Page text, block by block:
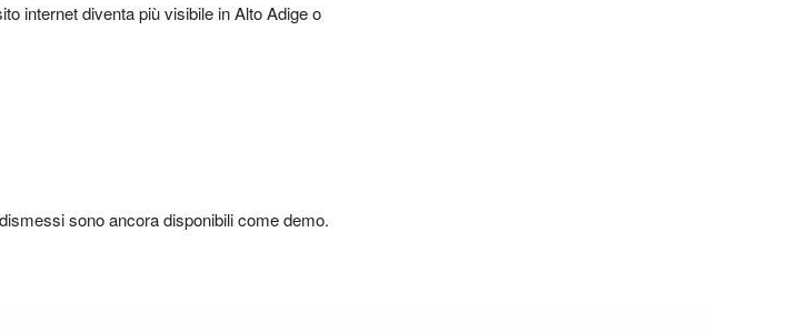
internet diventa più visibile in Alto Adige o
sono ancora disponibili come demo.